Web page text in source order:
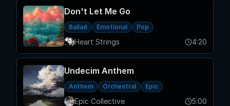
Don't Let Me Go
Ballad Emotional Pop
Heart Strings 4:20
Undecim Anthem
Anthem Orchestral Epic
Epic Collective 5:00